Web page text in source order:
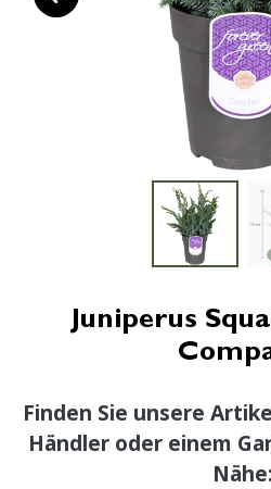
Juniperus
Finden Sie unsere
Händler oder einem
Nähe: